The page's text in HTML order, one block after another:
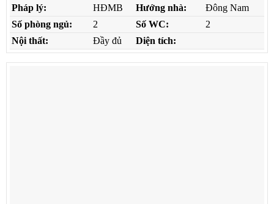
Pháp lý: HĐMB Hướng nhà:
Đông Nam
Số phòng ngủ:
2 Số WC:
2
Nội thất:
Đầy đủ Diện tích: